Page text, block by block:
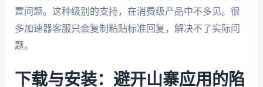
置问题。这种级别的支持，在消费级产品中不多见。很
多加速器客服只会复制粘贴标准回复，解决不了实际问
题。
下载与安装：避开山寨应用的陷